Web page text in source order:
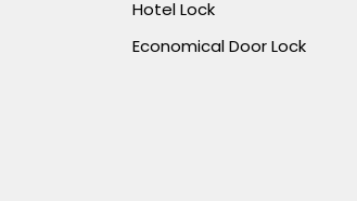
Hotel Lock
Economical Door Lock